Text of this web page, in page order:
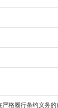
格履行条约义务的